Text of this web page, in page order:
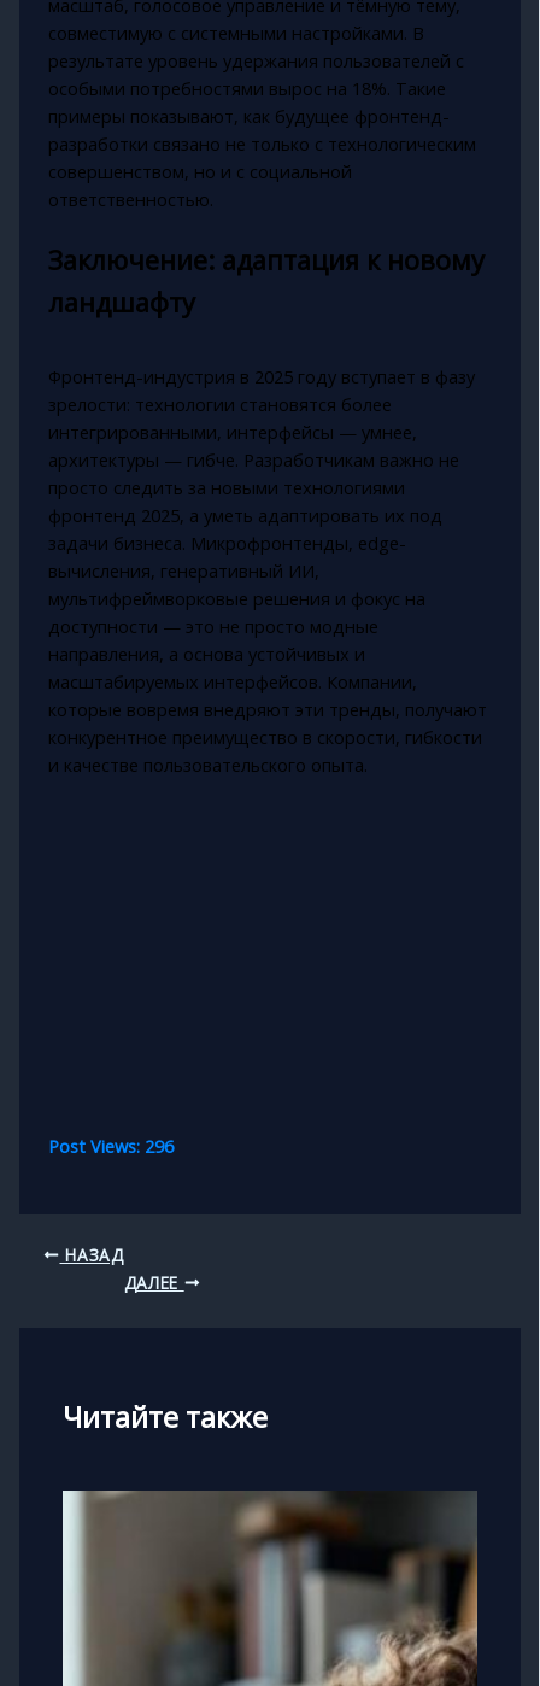
совместимую с системными настройками. В
результате уровень удержания пользователей с
особыми потребностями вырос на 18%. Такие
примеры показывают, как будущее фронтенд-
разработки связано не только с технологическим
совершенством, но и с социальной
ответственностью.
Заключение: адаптация к новому
ландшафту
Фронтенд-индустрия в 2025 году вступает в фазу
зрелости: технологии становятся более
интегрированными, интерфейсы — умнее,
архитектуры — гибче. Разработчикам важно не
просто следить за новыми технологиями
фронтенд 2025, а уметь адаптировать их под
задачи бизнеса. Микрофронтенды, edge-
вычисления, генеративный ИИ,
мультифреймворковые решения и фокус на
доступности — это не просто модные
направления, а основа устойчивых и
масштабируемых интерфейсов. Компании,
которые вовремя внедряют эти тренды, получают
конкурентное преимущество в скорости, гибкости
и качестве пользовательского опыта.
Post Views: 296
НАЗАД
ДАЛЕЕ
Читайте также